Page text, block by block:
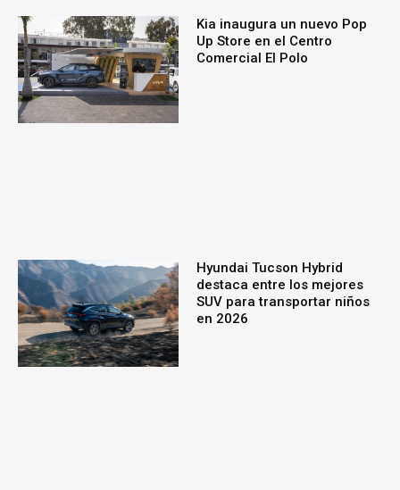
Kia inaugura un nuevo Pop
Up Store en el Centro
Comercial El Polo
Hyundai Tucson Hybrid
destaca entre los mejores
SUV para transportar niños
en 2026